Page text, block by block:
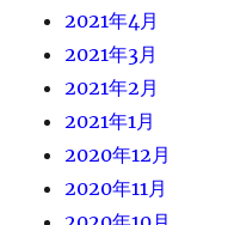
2021年4月
2021年3月
2021年2月
2021年1月
2020年12月
2020年11月